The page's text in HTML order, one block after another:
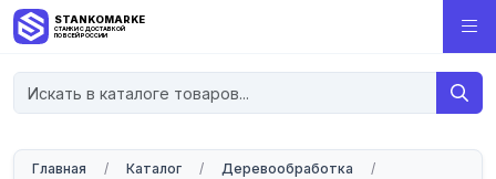
STANKOMARKET
СТАНКИ С ДОСТАВКОЙ
ПО ВСЕЙ РОССИИ
Главная / Каталог / Деревообработка
/